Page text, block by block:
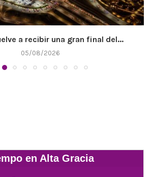
restricciones al tránsito por obras...
05/08/2026
en Alta Gracia